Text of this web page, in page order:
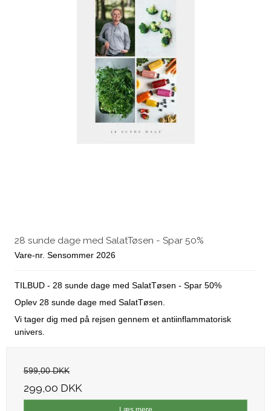
28 sunde dage med SalatTøsen - Spar 50%
Vare-nr. Sensommer 2026
TILBUD - 28 sunde dage med SalatTøsen - Spar 50%
Oplev 28 sunde dage med SalatTøsen.
Vi tager dig med på rejsen gennem et antiinflammatorisk
univers.
599,00 DKK
299,00 DKK